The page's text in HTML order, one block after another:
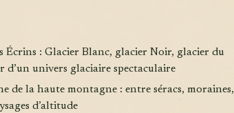
Écrins : Glacier Blanc, glacier Noir, glacier du
d’un univers glaciaire spectaculaire
de la haute montagne : entre séracs, moraines,
d’altitude